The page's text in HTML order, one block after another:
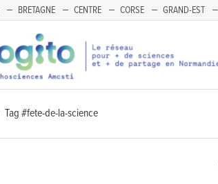
BRETAGNE CENTRE CORSE GRAND-EST
Tag #fete-de-la-science